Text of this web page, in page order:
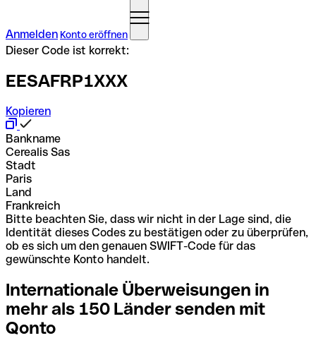
Anmelden Konto eröffnen
Dieser Code ist korrekt:
EESAFRP1XXX
Kopieren
Bankname
Cerealis Sas
Stadt
Paris
Land
Frankreich
Bitte beachten Sie, dass wir nicht in der Lage sind, die
Identität dieses Codes zu bestätigen oder zu überprüfen,
ob es sich um den genauen SWIFT-Code für das
gewünschte Konto handelt.
Internationale Überweisungen in
mehr als 150 Länder senden mit
Qonto